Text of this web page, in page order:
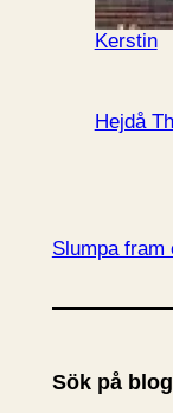
Kerstin
Hejdå
Slumpa fram
Sök på